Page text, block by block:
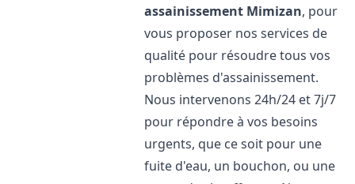
assainissement Mimizan, pour
vous proposer nos services de
qualité pour résoudre tous vos
problèmes d'assainissement.
Nous intervenons 24h/24 et 7j/7
pour répondre à vos besoins
urgents, que ce soit pour une
fuite d'eau, un bouchon, ou une